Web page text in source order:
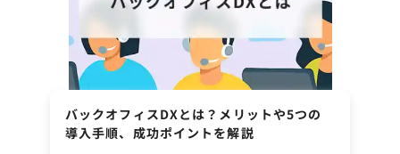
バックオフィスDXとは？メリットや5つの
導入手順、成功ポイントを解説